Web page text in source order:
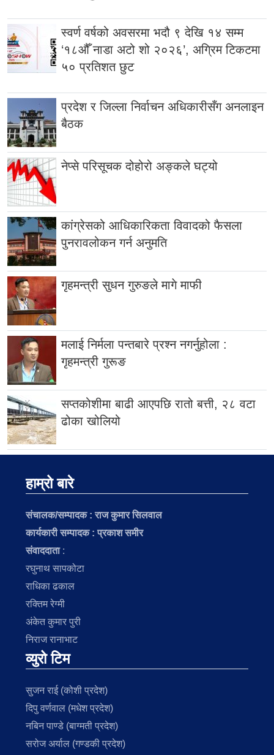
स्वर्ण वर्षको अवसरमा भदौ ९ देखि १४ सम्म
‘१८औँ नाडा अटो शो २०२६’, अग्रिम टिकटमा
५० प्रतिशत छुट
प्रदेश र जिल्ला निर्वाचन अधिकारीसँग अनलाइन
बैठक
नेप्से परिसूचक दोहोरो अङ्कले घट्यो
कांग्रेसको आधिकारिकता विवादको फैसला
पुनरावलोकन गर्न अनुमति
गृहमन्त्री सुधन गुरुङले मागे माफी
मलाई निर्मला पन्तबारे प्रश्न नगर्नुहोला :
गृहमन्त्री गुरूङ
सप्तकोशीमा बाढी आएपछि रातो बत्ती, २८ वटा
ढोका खोलियो
हाम्रो बारे
संचालक/सम्पादक :राज कुमार सिलवाल
कार्यकारी सम्पादक : प्रकाश समीर
संवाददाता:
रघुनाथ सापकोटा
राधिका ढकाल
रक्तिम रेग्मी
अंकेत कुमार पुरी
निराज रानाभाट
व्युरो टिम
सुजन राई (कोशी प्रदेश)
दिपु वर्णवाल (मधेश प्रदेश)
नबिन पाण्डे (बाग्मती प्रदेश)
सरोज अर्याल (गण्डकी प्रदेश)